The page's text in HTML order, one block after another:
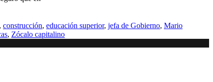
, construcción, educación superior, jefa de Gobierno, Mario
, Zócalo capitalino